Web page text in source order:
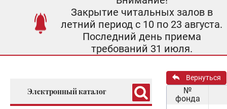
Закрытие читальных залов в
летний период с 10 по 23 августа.
Последний день приема
требований 31 июля.
Электронный каталог
Вернуться
№
фонда